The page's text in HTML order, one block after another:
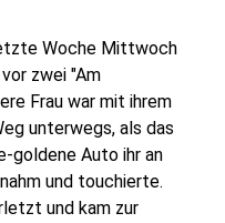
Woche Mittwoch
zwei "Am
Frau war mit ihrem
unterwegs, als das
goldene Auto ihr an
und touchierte.
und kam zur